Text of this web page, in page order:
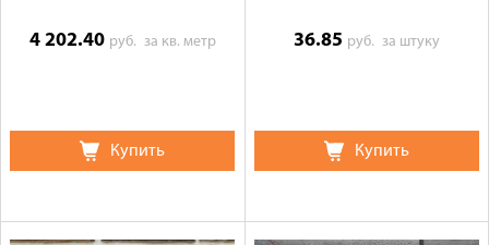
4 202.40 руб. за кв. метр
Купить
36.85 руб. за штуку
Купить